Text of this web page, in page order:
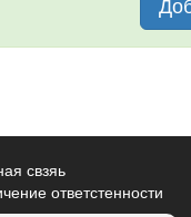
свзяь
ответстенности